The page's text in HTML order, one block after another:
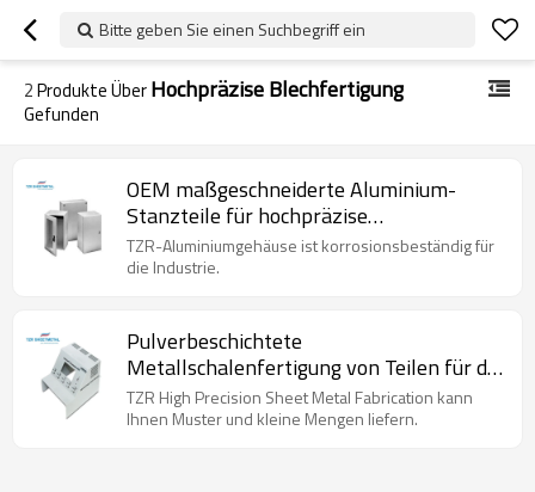
Bitte geben Sie einen Suchbegriff ein
2Produkte ÜberHochpräzise Blechfertigung
Gefunden
OEM maßgeschneiderte Aluminium-
Stanzteile für hochpräzise
Blechbearbeitung und anodische
Behandlung
TZR-Aluminiumgehäuse ist korrosionsbeständig für
die Industrie.
Pulverbeschichtete
Metallschalenfertigung von Teilen für die
Blechbearbeitung mit hoher Präzision
TZR High Precision Sheet Metal Fabrication kann
Ihnen Muster und kleine Mengen liefern.